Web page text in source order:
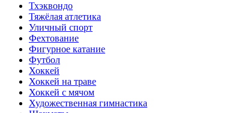
Тхэквондо
Тяжёлая атлетика
Уличный спорт
Фехтование
Фигурное катание
Футбол
Хоккей
Хоккей на траве
Хоккей с мячом
Художественная гимнастика